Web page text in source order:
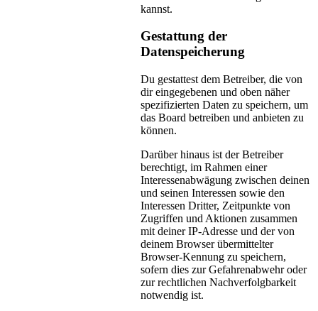
kannst.
Gestattung der
Datenspeicherung
Du gestattest dem Betreiber, die von
dir eingegebenen und oben näher
spezifizierten Daten zu speichern, um
das Board betreiben und anbieten zu
können.
Darüber hinaus ist der Betreiber
berechtigt, im Rahmen einer
Interessenabwägung zwischen deinen
und seinen Interessen sowie den
Interessen Dritter, Zeitpunkte von
Zugriffen und Aktionen zusammen
mit deiner IP-Adresse und der von
deinem Browser übermittelter
Browser-Kennung zu speichern,
sofern dies zur Gefahrenabwehr oder
zur rechtlichen Nachverfolgbarkeit
notwendig ist.